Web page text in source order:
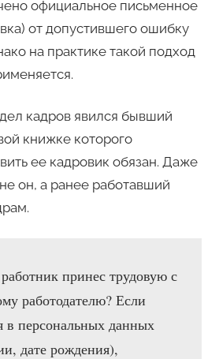
официальное письменное
от допустившего ошибку
на практике такой подход
кадров явился бывший
книжке которого
ее кадровик обязан. Даже
он, а ранее работавший
принес трудовую с
работодателю? Если
в персональных данных
дате рождения),